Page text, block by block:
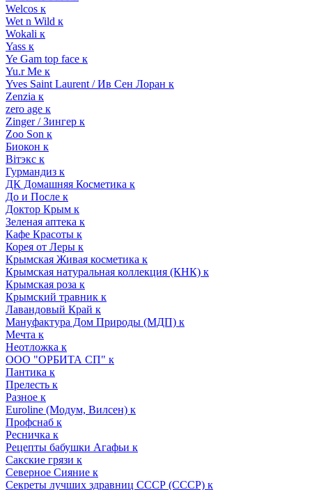
Welcos к
Wet n Wild к
Wokali к
Yass к
Ye Gam top face к
Yu.r Me к
Yves Saint Laurent / Ив Сен Лоран к
Zenzia к
zero age к
Zinger / Зингер к
Zoo Son к
Биокон к
Вiтэкс к
Гурмандиз к
ДК Домашняя Косметика к
До и После к
Доктор Крым к
Зеленая аптека к
Кафе Красоты к
Корея от Леры к
Крымская Живая косметика к
Крымская натуральная коллекция (КНК) к
Крымская роза к
Крымский травник к
Лавандовый Край к
Мануфактура Дом Природы (МДП) к
Мечта к
Неотложка к
ООО "ОРБИТА СП" к
Пантика к
Прелесть к
Разное к
Euroline (Модум, Вилсен) к
Профснаб к
Ресничка к
Рецепты бабушки Агафьи к
Сакские грязи к
Северное Сияние к
Секреты лучших здравниц СССР (СССР) к